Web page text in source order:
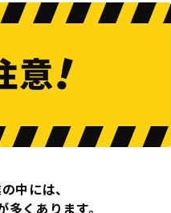
中には、
くあります。